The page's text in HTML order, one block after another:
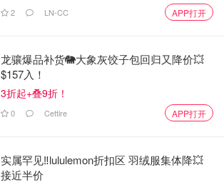
2 LN-CC APP打开
龙骧爆品补货🐘大象灰饺子包回归又降价💥
$157入！
3折起+叠9折！
0 Cettire APP打开
实属罕见‼️lululemon折扣区 羽绒服集体降💥
接近半价